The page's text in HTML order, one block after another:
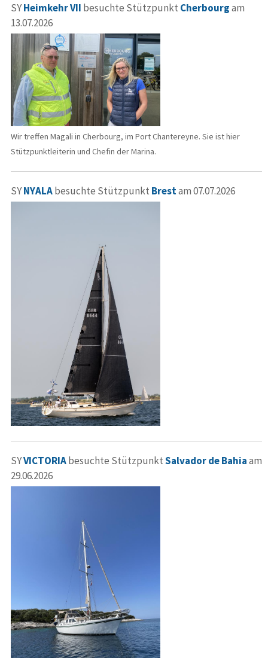
SYHeimkehr VII besuchte Stützpunkt Cherbourgam
13.07.2026
Wir treffen Magali in Cherbourg, im Port Chantereyne. Sie ist hier
Stützpunktleiterin und Chefin der Marina.
SYNYALAbesuchte Stützpunkt Brestam 07.07.2026
SYVICTORIAbesuchte StützpunktSalvador de Bahiaam
29.06.2026